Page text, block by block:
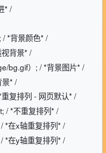
* /
*背景颜色* /
背景* /
bg.gif）; / *背景图片* /
景* /
复排列 - 网页默认* /
/ *不重复排列* /
*在x轴重复排列* /
*在y轴重复排列* /